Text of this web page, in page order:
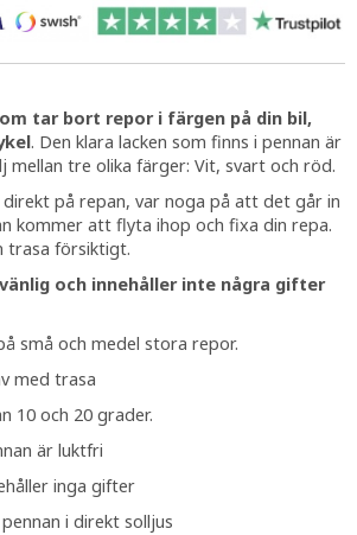
tar bort repor i färgen på din bil,
. Den klara lacken som finns i pennan är
mellan tre olika färger: Vit, svart och röd.
direkt på repan, var noga på att det går in
kommer att flyta ihop och fixa din repa.
trasa försiktigt.
och innehåller inte några gifter
små och medel stora repor.
med trasa
10 och 20 grader.
är luktfri
inga gifter
i direkt solljus